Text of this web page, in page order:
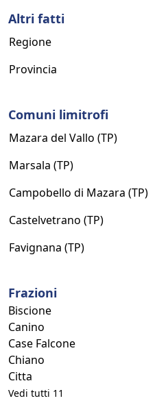
Altri fatti
Regione
Provincia
Comuni limitrofi
Mazara del Vallo (TP)
Marsala (TP)
Campobello di Mazara (TP)
Castelvetrano (TP)
Favignana (TP)
Frazioni
Biscione
Canino
Case Falcone
Chiano
Citta
Vedi tutti 11